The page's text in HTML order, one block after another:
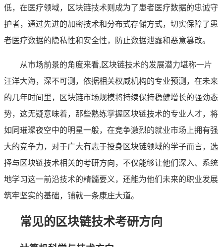
低，在医疗领域，区块链技术则成为了患者医疗数据的忠诚守
护者，通过先进的加密技术和分布式存储方式，切实保障了患
者医疗数据的隐私性和安全性，防止数据泄露和恶意篡改。
从市场前景的角度来看,区块链技术的发展潜力堪称一片
汪洋大海，深不可测，依据相关权威机构的专业预测，在未来
的几年时间里，区块链市场规模将持续保持稳健增长的强劲态
势，这无疑意味着，那些熟练掌握区块链技术的专业人才，将
如同璀璨夜空中的明星一般，在竞争激烈的就业市场上拥有强
大的竞争力，对于广大有志于投身区块链领域的学子而言，选
择与区块链技术相关的考研方向，不仅能够让他们深入、系统
地学习这一前沿技术的精髓要义，还能为他们未来的职业发展
筑牢坚实的基础，铺就一条康庄大道。
常见的区块链技术考研方向